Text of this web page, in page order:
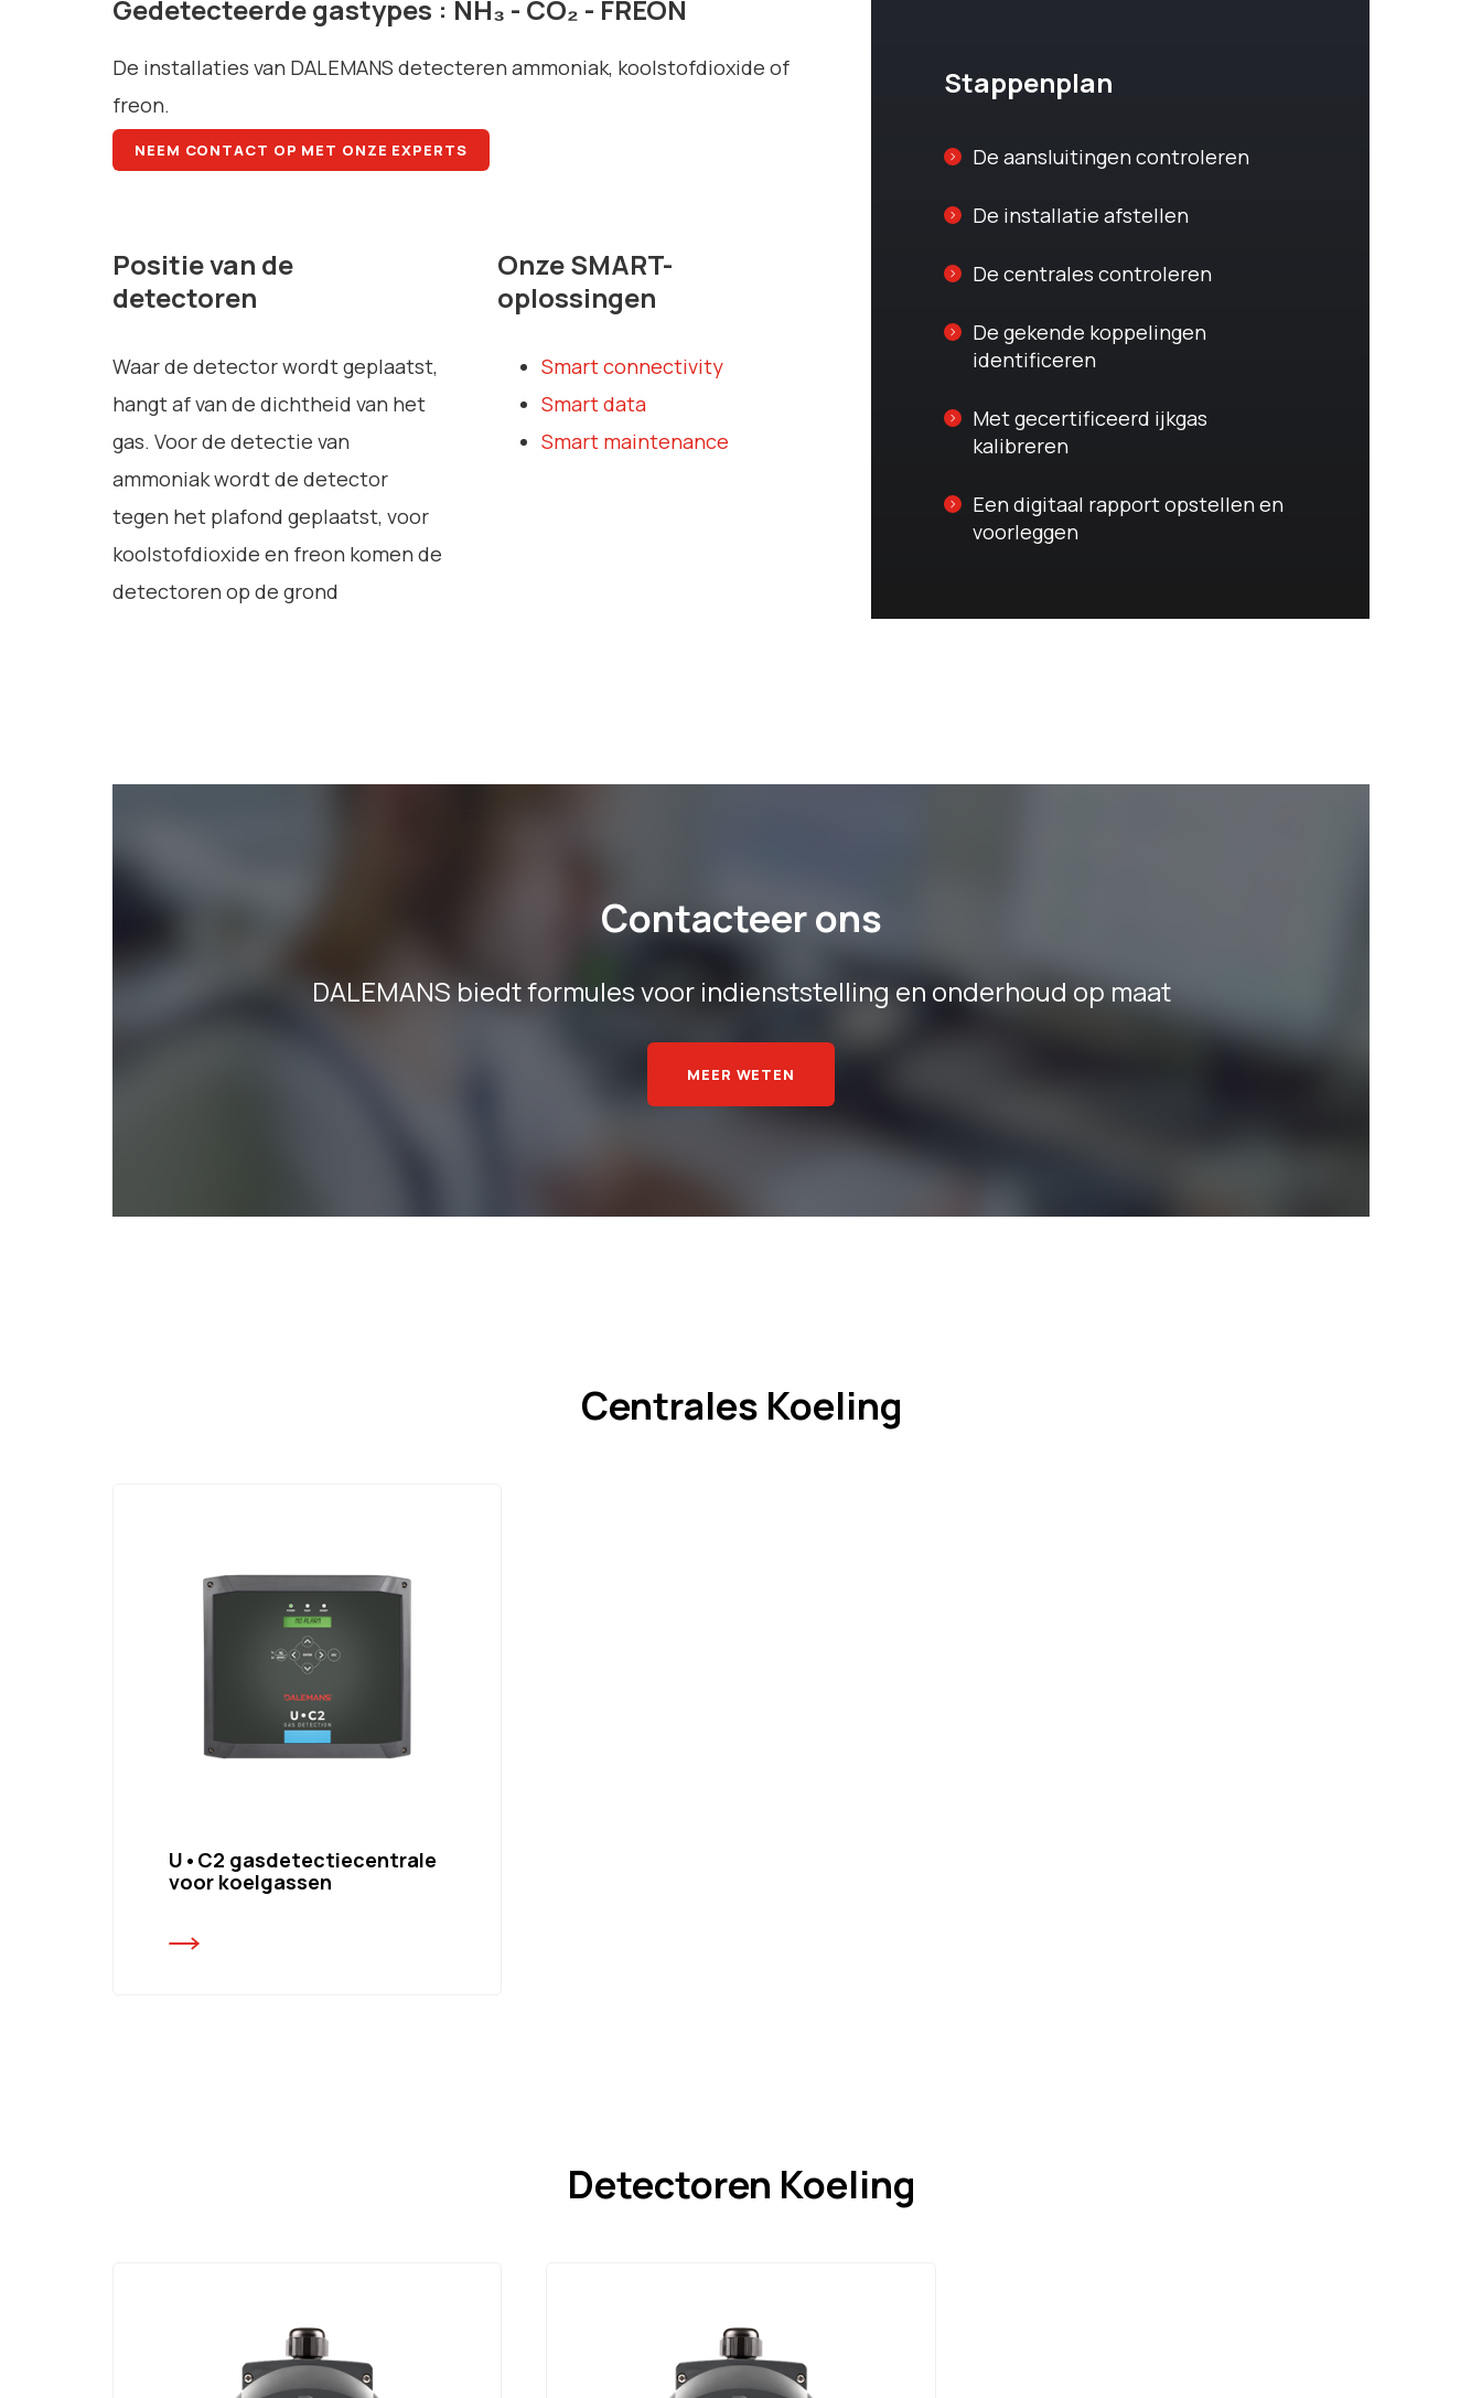
Gedetecteerde gastypes : NH₃ - CO₂ - FREON
De installaties van DALEMANS detecteren ammoniak, koolstofdioxide of
freon.
NEEM CONTACT OP MET ONZE EXPERTS
Positie van de
detectoren
Waar de detector wordt geplaatst,
hangt af van de dichtheid van het
gas. Voor de detectie van
ammoniak wordt de detector
tegen het plafond geplaatst, voor
koolstofdioxide en freon komen de
detectoren op de grond
Onze SMART-
oplossingen
Smart connectivity
Smart data
Smart maintenance
Stappenplan
De aansluitingen controleren
De installatie afstellen
De centrales controleren
De gekende koppelingen
identificeren
Met gecertificeerd ijkgas
kalibreren
Een digitaal rapport opstellen en
voorleggen
Contacteer ons
DALEMANS biedt formules voor indienststelling en onderhoud op maat
MEER WETEN
Centrales Koeling
U•C2 gasdetectiecentrale
voor koelgassen
Detectoren Koeling